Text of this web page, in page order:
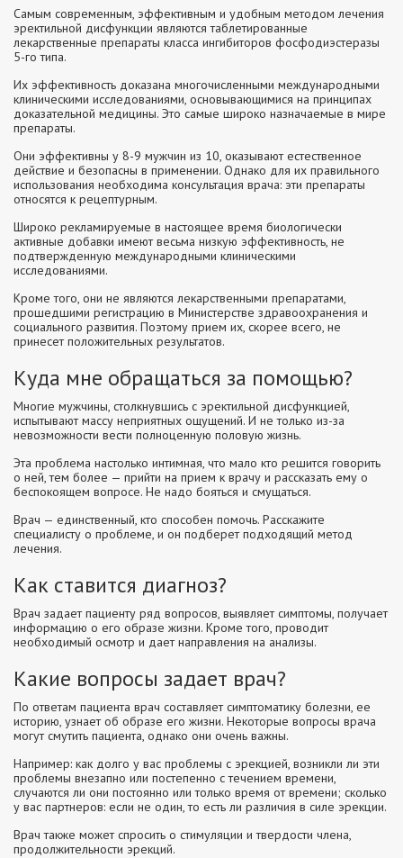
Самым современным, эффективным и удобным методом лечения
эректильной дисфункции являются таблетированные
лекарственные препараты класса ингибиторов фосфодиэстеразы
5-го типа.
Их эффективность доказана многочисленными международными
клиническими исследованиями, основывающимися на принципах
доказательной медицины. Это самые широко назначаемые в мире
препараты.
Они эффективны у 8-9 мужчин из 10, оказывают естественное
действие и безопасны в применении. Однако для их правильного
использования необходима консультация врача: эти препараты
относятся к рецептурным.
Широко рекламируемые в настоящее время биологически
активные добавки имеют весьма низкую эффективность, не
подтвержденную международными клиническими
исследованиями.
Кроме того, они не являются лекарственными препаратами,
прошедшими регистрацию в Министерстве здравоохранения и
социального развития. Поэтому прием их, скорее всего, не
принесет положительных результатов.
Куда мне обращаться за помощью?
Многие мужчины, столкнувшись с эректильной дисфункцией,
испытывают массу неприятных ощущений. И не только из-за
невозможности вести полноценную половую жизнь.
Эта проблема настолько интимная, что мало кто решится говорить
о ней, тем более — прийти на прием к врачу и рассказать ему о
беспокоящем вопросе. Не надо бояться и смущаться.
Врач — единственный, кто способен помочь. Расскажите
специалисту о проблеме, и он подберет подходящий метод
лечения.
Как ставится диагноз?
Врач задает пациенту ряд вопросов, выявляет симптомы, получает
информацию о его образе жизни. Кроме того, проводит
необходимый осмотр и дает направления на анализы.
Какие вопросы задает врач?
По ответам пациента врач составляет симптоматику болезни, ее
историю, узнает об образе его жизни. Некоторые вопросы врача
могут смутить пациента, однако они очень важны.
Например: как долго у вас проблемы с эрекцией, возникли ли эти
проблемы внезапно или постепенно с течением времени,
случаются ли они постоянно или только время от времени; сколько
у вас партнеров: если не один, то есть ли различия в силе эрекции.
Врач также может спросить о стимуляции и твердости члена,
продолжительности эрекций.